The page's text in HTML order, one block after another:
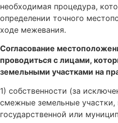
необходимая процедура,
определении точного
ходе межевания.
Согласование
проводиться с лицами,
земельными участками на
1) собственности (за
смежные земельные
государственной или